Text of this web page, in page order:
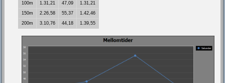
100m
1.31,21 47,09
1.31,21
150m
2.26,58 55,37
1.42,46
200m
3.10,76 44,18 1.39,55